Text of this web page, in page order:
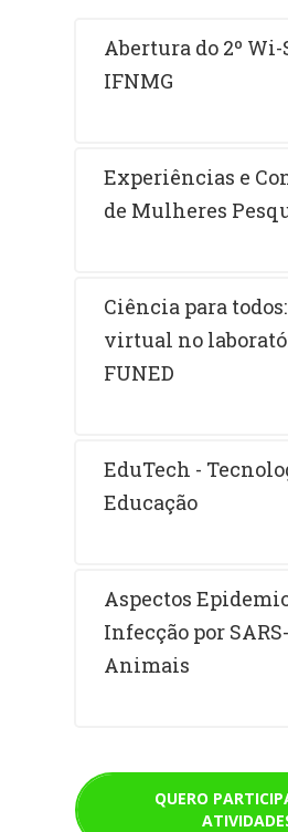
Abertura do 2º Wi-
IFNMG
Experiências e
de Mulheres
Ciência para
virtual no
FUNED
EduTech -
Educação
Aspectos
Infecção por
Animais
QUERO